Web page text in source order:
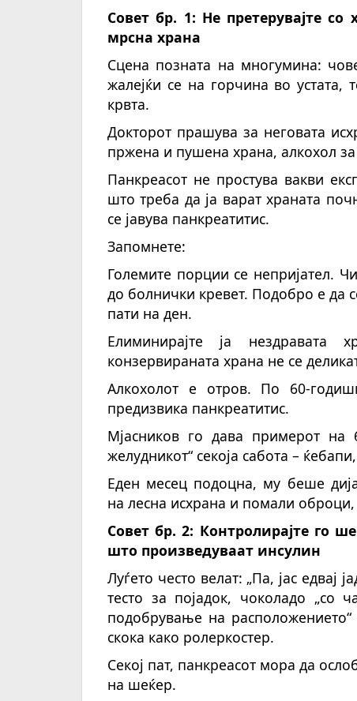
Совет бр. 1: Не претерувајте со
мрсна храна
Сцена позната на многумина:
жалејќи се на горчина во
крвта.
Докторот прашува за неговата
пржена и пушена храна, алкохол
Панкреасот не простува вакви
што треба да ја варат храната
се јавува панкреатитис.
Запомнете:
Големите порции се непријател.
до болнички кревет. Подобро е да
пати на ден.
Елиминирајте ја нездравата
конзервираната храна не се
Алкохолот е отров. По 60-
предизвика панкреатитис.
Мјасников го дава примерот
желудникот“ секоја сабота –
Еден месец подоцна, му беше
на лесна исхрана и помали оброци,
Совет бр. 2: Контролирајте го
што произведуваат инсулин
Луѓето често велат: „Па, јас едвај
тесто за појадок, чоколадо „со
подобрување на
скока како ролеркостер.
Секој пат, панкреасот мора да
на шеќер.